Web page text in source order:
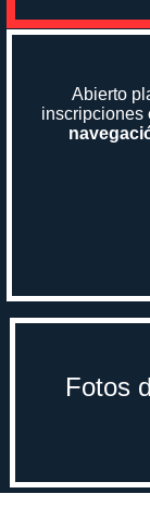
Abierto
inscripciones
Fotos